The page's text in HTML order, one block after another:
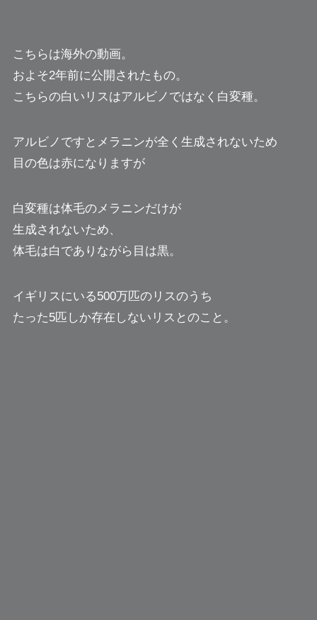
こちらは海外の動画。
およそ2年前に公開されたもの。
こちらの白いリスはアルビノではなく白変種。
アルビノですとメラニンが全く生成されないため
目の色は赤になりますが
白変種は体毛のメラニンだけが
生成されないため、
体毛は白でありながら目は黒。
イギリスにいる500万匹のリスのうち
たった5匹しか存在しないリスとのこと。